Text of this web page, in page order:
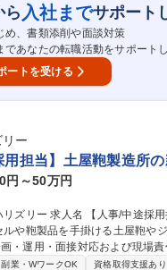
。 募集職種 ※札幌(初任地配属は東京本店を予定)【支店の経理・人
与1002万
ら 入社までサポート
め、書類添削や面談対策
であなたの転職活動をサポートし
ートを受ける
ー
用担当】土屋鞄製造所
円～50万円
親会社/フレックス/リモートワーク◎ 仕
や鞄製品を手掛ける土屋鞄や
運用・面接対応および現場責任者と
ージェントマネジメント、求人
副業・WワークOK 資格取得支援あり